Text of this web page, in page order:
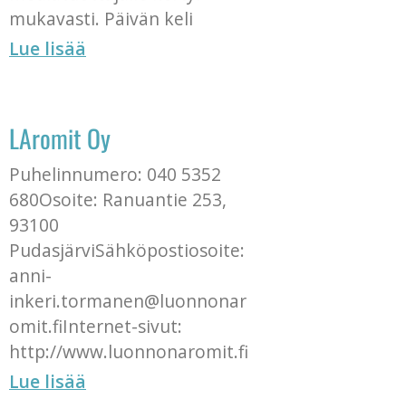
mukavasti. Päivän keli
Lue lisää
LAromit Oy
Puhelinnumero: 040 5352
680Osoite: Ranuantie 253,
93100
PudasjärviSähköpostiosoite:
anni-
inkeri.tormanen@luonnonar
omit.fiInternet-sivut:
http://www.luonnonaromit.fi
Lue lisää